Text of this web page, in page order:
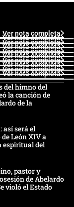
Ver nota completa
Ver nota completa
Ver nota completa
Ver nota completa
Ver nota completa
Ver nota completa
Ver nota completa
Ver nota completa
Ver nota completa
Ver nota completa
del himno del
la canción de
de la
así será el
León XIV a
espiritual del
pastor y
de Abelardo
violó el Estado